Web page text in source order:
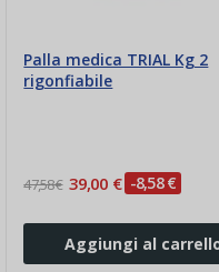
Palla medica TRIAL Kg 2
rigonfiabile
47,58 € 39,00 € -8,58 €
Aggiungi al